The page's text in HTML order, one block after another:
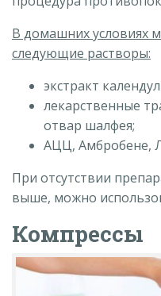
В домашних условиях
следующие растворы:
экстракт
лекарственные
отвар шалфея;
АЦЦ, Амбробене,
При отсутствии
выше, можно
Компрессы